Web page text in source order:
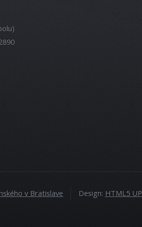
v Bratislave Design: HTML5 UP